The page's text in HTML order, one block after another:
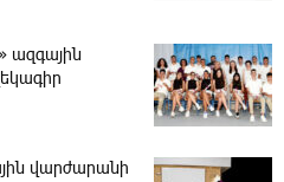
ազգային
վարժարանի